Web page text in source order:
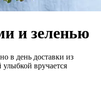
и зеленью
в день доставки из
улыбкой вручается